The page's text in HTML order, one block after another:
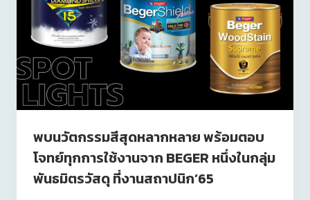
พบนวัตกรรมสีสุดหลากหลาย พร้อมตอบ
โจทย์ทุกการใช้งานจาก BEGER หนึ่งในกลุ่ม
พันธมิตรวัสดุ ที่งานสถาปนิก’65